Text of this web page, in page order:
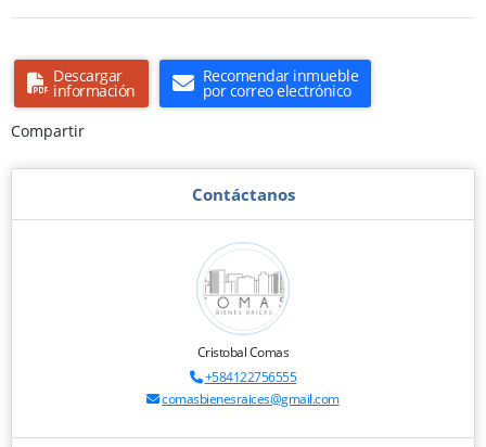
Descargar
información
Recomendar inmueble
por correo electrónico
Compartir
Contáctanos
Cristobal Comas
+584122756555
comasbienesraices@gmail.com